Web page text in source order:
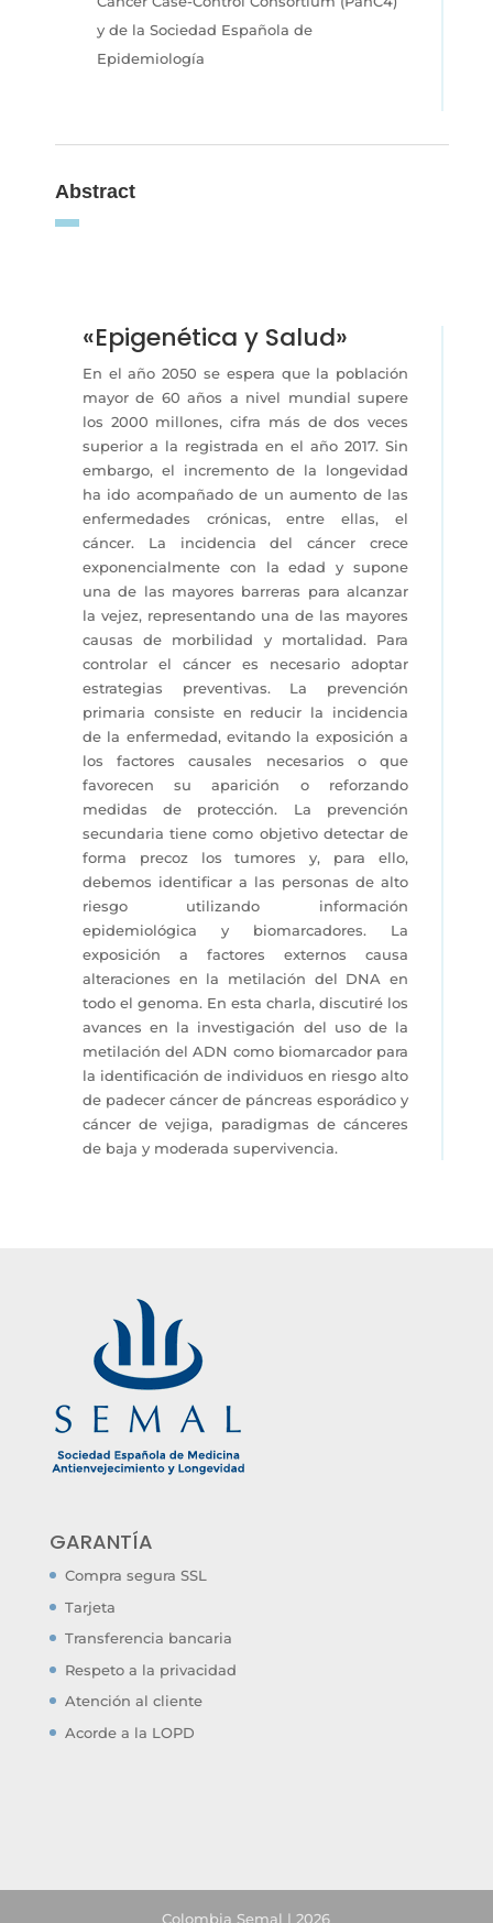
y de la Sociedad Española de
Epidemiología
Abstract
«Epigenética y Salud»
En el año 2050 se espera que la población
mayor de 60 años a nivel mundial supere
los 2000 millones, cifra más de dos veces
superior a la registrada en el año 2017. Sin
embargo, el incremento de la longevidad
ha ido acompañado de un aumento de las
enfermedades crónicas, entre ellas, el
cáncer. La incidencia del cáncer crece
exponencialmente con la edad y supone
una de las mayores barreras para alcanzar
la vejez, representando una de las mayores
causas de morbilidad y mortalidad. Para
controlar el cáncer es necesario adoptar
estrategias preventivas. La prevención
primaria consiste en reducir la incidencia
de la enfermedad, evitando la exposición a
los factores causales necesarios o que
favorecen su aparición o reforzando
medidas de protección. La prevención
secundaria tiene como objetivo detectar de
forma precoz los tumores y, para ello,
debemos identificar a las personas de alto
riesgo utilizando información
epidemiológica y biomarcadores. La
exposición a factores externos causa
alteraciones en la metilación del DNA en
todo el genoma. En esta charla, discutiré los
avances en la investigación del uso de la
metilación del ADN como biomarcador para
la identificación de individuos en riesgo alto
de padecer cáncer de páncreas esporádico y
cáncer de vejiga, paradigmas de cánceres
de baja y moderada supervivencia.
GARANTÍA
Compra segura SSL
Tarjeta
Transferencia bancaria
Respeto a la privacidad
Atención al cliente
Acorde a la LOPD
Colombia Semal | 2026